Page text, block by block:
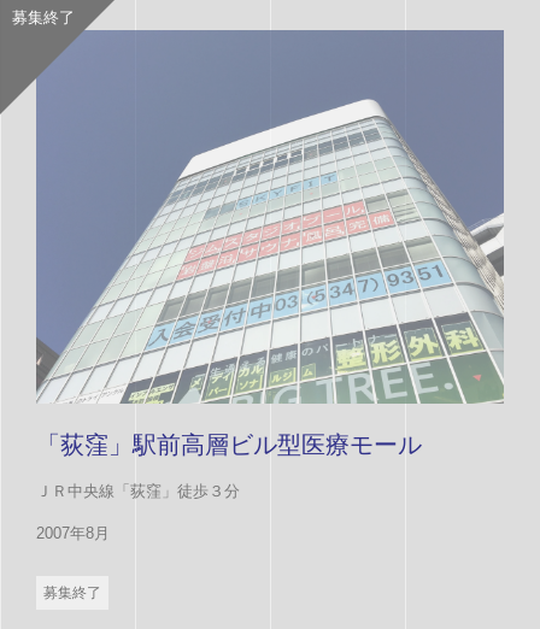
「荻窪」駅前高層ビル型医療モール
ＪＲ中央線「荻窪」徒歩３分
2007年8月
募集終了
募集終了